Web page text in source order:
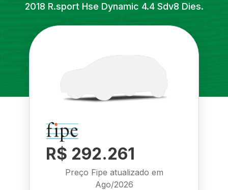
2018 R.sport Hse Dynamic 4.4 Sdv8 Dies.
R$ 292.261
Preço Fipe atualizado em
Ago/2026